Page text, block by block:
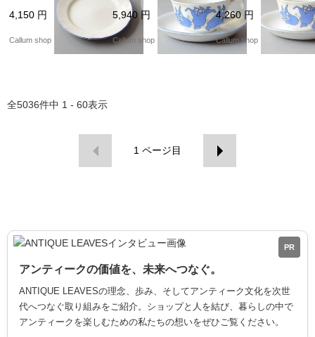
プレート お皿 リリヤ L
aila Hakala 北欧 食器
フィンランド 陶器 ヴィ
4,150 円
Callum shop
＆ソーサー リリヤ Lail
a Hakala 北欧 食器 フ
ィンランド 陶器 ヴィン
テージ_it4700
5,940円
Callum shop
カップ＆ソーサー リリ
ヤ Laila Hakala 北欧 食
器 フィンランド 陶器
ヴィンテージ_it4699
4,260円
Callum shop
全5036件中 1 - 60表示
1 ページ目
PR
アンティークの価値を、未来へつなぐ。
ANTIQUE LEAVESの理念、歩み、そしてアンティーク文化を次世
代へつなぐ取り組みをご紹介。ショップと人を結び、暮らしの中で
アンティークを楽しむための私たちの想いをぜひご覧ください。